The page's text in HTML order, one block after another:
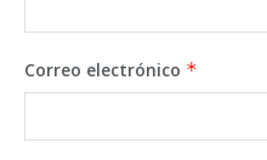
Correo electrónico *